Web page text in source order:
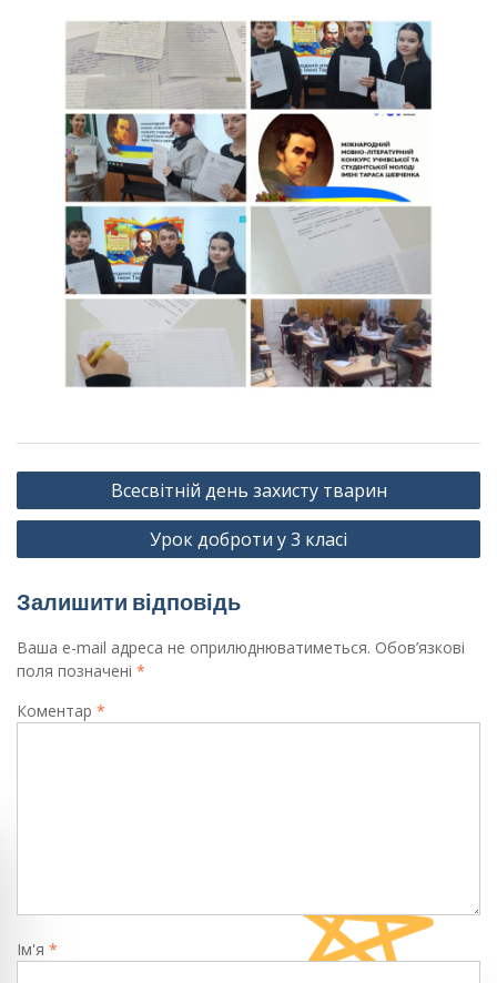
Навігація
записів
Всесвітній день захисту тварин
Урок доброти у 3 класі
Залишити відповідь
Ваша e-mail адреса не оприлюднюватиметься. Обов’язкові
поля позначені *
Коментар *
Ім'я *